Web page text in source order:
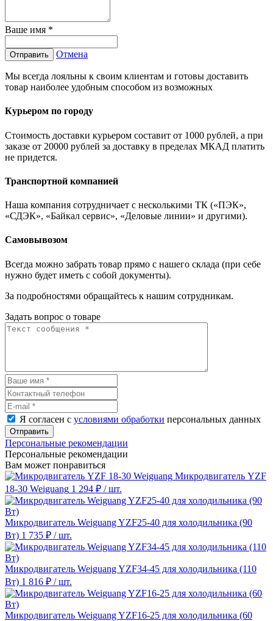
Ваше имя *
Отправить Отмена
Мы всегда лояльны к своим клиентам и готовы доставить
товар наиболее удобным способом из возможных
Курьером по городу
Стоимость доставки курьером составит от 1000 рублей, а при
заказе от 20000 рублей за доставку в пределах МКАД платить
не придется.
Транспортной компанией
Наша компания сотрудничает с несколькими ТК («ПЭК»,
«СДЭК», «Байкал сервис», «Деловые линии» и другими).
Самовывозом
Всегда можно забрать товар прямо с нашего склада (при себе
нужно будет иметь с собой документы).
За подробностями обращайтесь к нашим сотрудникам.
Задать вопрос о товаре
Я согласен с условиями обработки персональных данных
Отправить
Персональные рекомендации
Персональные рекомендации
Вам может понравиться
Микродвигатель YZF
18-30 Weiguang 1 294 ₽ / шт.
Микродвигатель Weiguang YZF25-40 для холодильника (90
Вт) 1 735 ₽ / шт.
Микродвигатель Weiguang YZF34-45 для холодильника (110
Вт) 1 816 ₽ / шт.
Микродвигатель Weiguang YZF16-25 для холодильника (60